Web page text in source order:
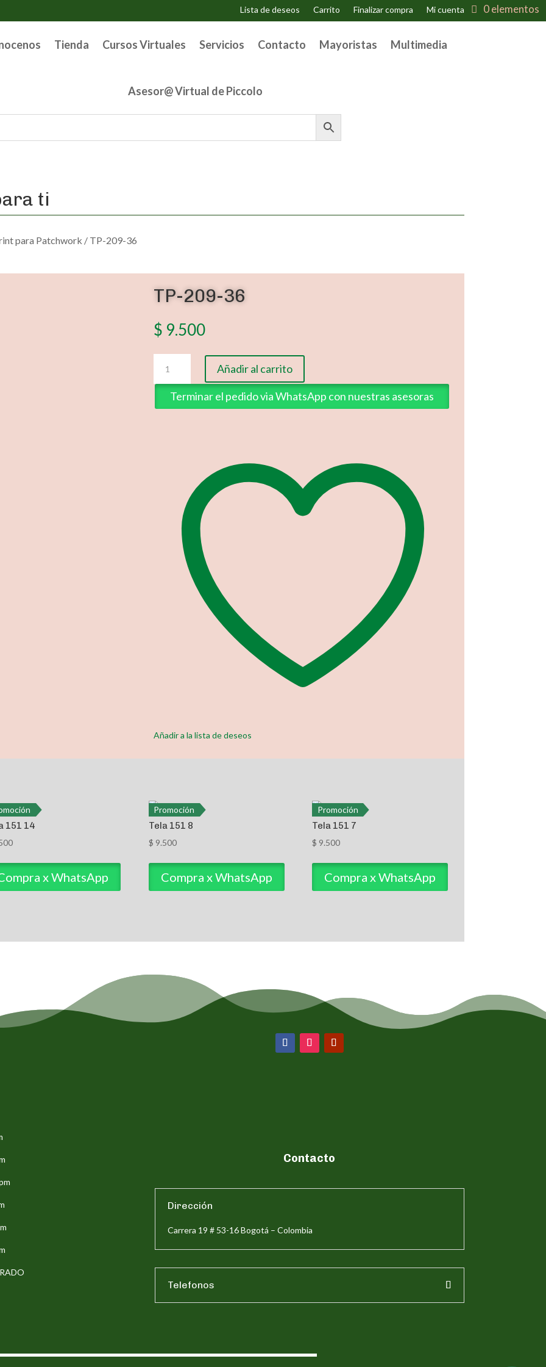
Lista de deseos Carrito Finalizar compra Mi cuenta 0 elementos
Tienda Cursos Virtuales Servicios Contacto Mayoristas Multimedia
Asesor@ Virtual de Piccolo
ti
para Patchwork / TP-209-36
TP-209-36
$ 9.500
209-
36
cantidad
Añadir al carrito
Terminar el pedido via WhatsApp con nuestras asesoras
Añadir a la lista de deseos
151 14
x WhatsApp
Promoción
Tela 151 8
$ 9.500
Compra x WhatsApp
Promoción
Tela 151 7
$ 9.500
Compra x WhatsApp
Contacto
Dirección
Carrera 19 # 53-16 Bogotá – Colombia
Telefonos